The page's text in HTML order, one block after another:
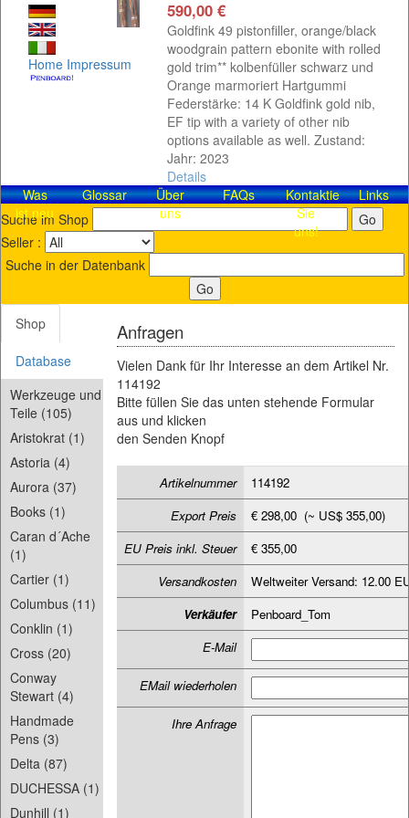
Home Impressum
590,00 €
Goldfink 49 pistonfiller, orange/black
woodgrain pattern ebonite with rolled
gold trim** kolbenfüller schwarz und
Orange marmoriert Hartgummi
Federstärke: 14 K Goldfink gold nib,
EF tip with a variety of other nib
options available as well. Zustand:
Jahr: 2023
Details
Was
ist neu
Glossar
Über
uns
FAQs
Kontaktieren
Sie
uns!
Links
Suche im Shop
Seller :
Suche in der Datenbank
Shop
Database
Werkzeuge und
Teile (105)
Aristokrat (1)
Astoria (4)
Aurora (37)
Books (1)
Caran d´Ache
(1)
Cartier (1)
Columbus (11)
Conklin (1)
Cross (20)
Conway
Stewart (4)
Handmade
Pens (3)
Delta (87)
DUCHESSA (1)
Dunhill (1)
Anfragen
Vielen Dank für Ihr Interesse an dem Artikel Nr.
114192
Bitte füllen Sie das unten stehende Formular
aus und klicken
den Senden Knopf
Artikelnummer
114192
Export Preis
€ 298,00 (~ US$ 355,00)
EU Preis inkl. Steuer
€ 355,00
Versandkosten
Weltweiter Versand: 12.00
Verkäufer
Penboard_Tom
E-Mail
EMail wiederholen
Ihre Anfrage